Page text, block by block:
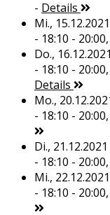
- Details
Mi., 15.12.2021
- 18:10 - 20:00,
Do., 16.12.2021
- 18:10 - 20:00,
Details
Mo.,
- 18:10 - 20:00,
Di., 21.12.2021
- 18:10 - 20:00,
Mi., 22.12.2021
- 18:10 - 20:00,